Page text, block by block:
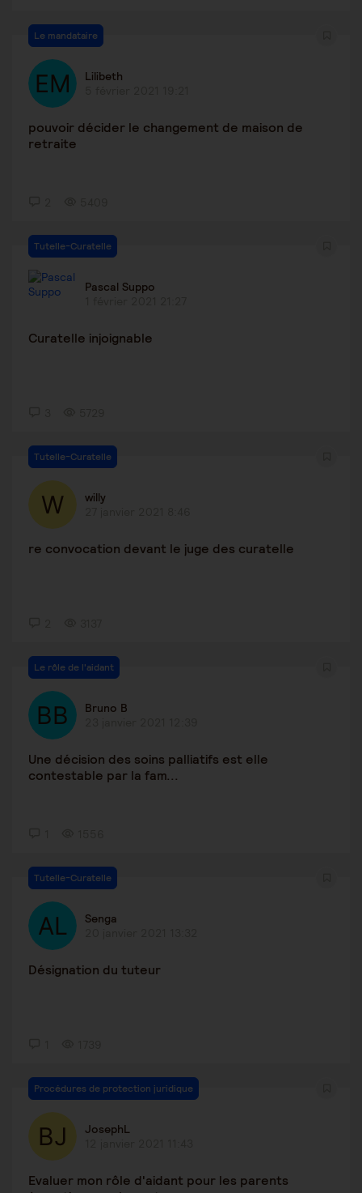
Le mandataire
Lilibeth
pouvoir décider le changement de maison de
retraite
Tutelle-Curatelle
Pascal Suppo
Curatelle injoignable
Tutelle-Curatelle
willy
re convocation devant le juge des curatelle
Le rôle de l'aidant
Bruno B
Une décision des soins palliatifs est elle
contestable par la fam...
Tutelle-Curatelle
Senga
Désignation du tuteur
Procédures de protection juridique
JosephL
Evaluer mon rôle d'aidant pour les parents